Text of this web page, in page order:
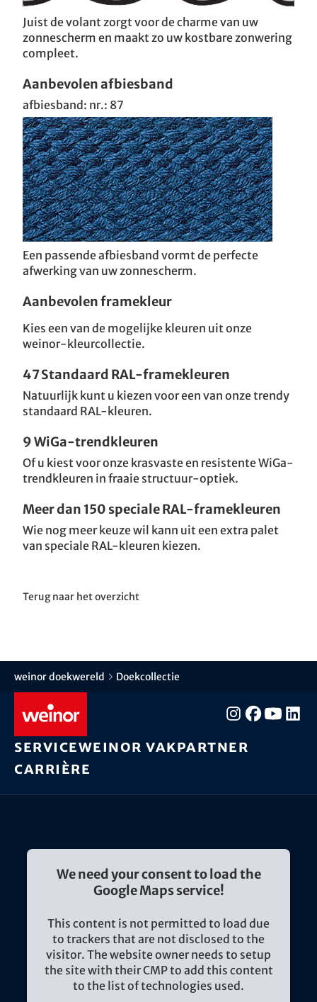
Juist de volant zorgt voor de charme van uw
zonnescherm en maakt zo uw kostbare zonwering
compleet.
Aanbevolen afbiesband
afbiesband: nr.: 87
Een passende afbiesband vormt de perfecte
afwerking van uw zonnescherm.
Aanbevolen framekleur
Kies een van de mogelijke kleuren uit onze
weinor-kleurcollectie.
47 Standaard RAL-framekleuren
Natuurlijk kunt u kiezen voor een van onze trendy
standaard RAL-kleuren.
9 WiGa-trendkleuren
Of u kiest voor onze krasvaste en resistente WiGa-
trendkleuren in fraaie structuur-optiek.
Meer dan 150 speciale RAL-framekleuren
Wie nog meer keuze wil kann uit een extra palet
van speciale RAL-kleuren kiezen.
Terug naar het overzicht
weinor doekwereld Doekcollectie
Serviceweinor vakpartner
Carrière
We need your consent to load the
Google Maps service!
This content is not permitted to load due
to trackers that are not disclosed to the
visitor. The website owner needs to setup
the site with their CMP to add this content
to the list of technologies used.